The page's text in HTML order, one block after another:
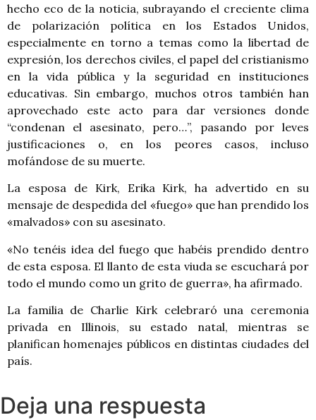
hecho eco de la noticia, subrayando el creciente clima
de polarización política en los Estados Unidos,
especialmente en torno a temas como la libertad de
expresión, los derechos civiles, el papel del cristianismo
en la vida pública y la seguridad en instituciones
educativas. Sin embargo, muchos otros también han
aprovechado este acto para dar versiones donde
“condenan el asesinato, pero…”, pasando por leves
justificaciones o, en los peores casos, incluso
mofándose de su muerte.
La esposa de Kirk, Erika Kirk, ha advertido en su
mensaje de despedida del «fuego» que han prendido los
«malvados» con su asesinato.
«No tenéis idea del fuego que habéis prendido dentro
de esta esposa. El llanto de esta viuda se escuchará por
todo el mundo como un grito de guerra», ha afirmado.
La familia de Charlie Kirk celebraró una ceremonia
privada en Illinois, su estado natal, mientras se
planifican homenajes públicos en distintas ciudades del
país.
Deja una respuesta